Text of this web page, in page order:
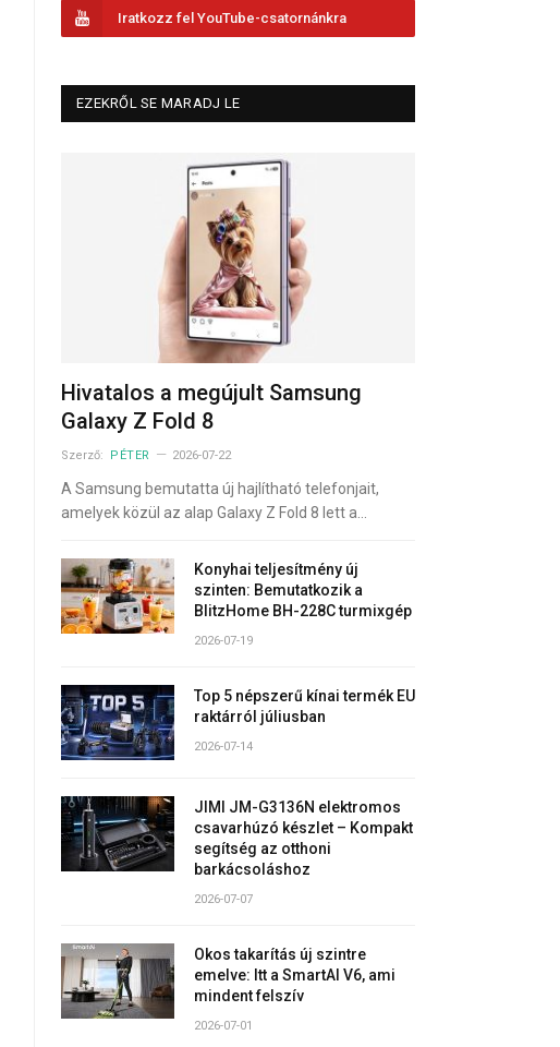
Iratkozz fel YouTube-csatornánkra
EZEKRŐL SE MARADJ LE
Hivatalos a megújult Samsung
Galaxy Z Fold 8
Szerző: PÉTER 2026-07-22
A Samsung bemutatta új hajlítható telefonjait,
amelyek közül az alap Galaxy Z Fold 8 lett a…
Konyhai teljesítmény új
szinten: Bemutatkozik a
BlitzHome BH-228C turmixgép
2026-07-19
Top 5 népszerű kínai termék EU
raktárról júliusban
2026-07-14
JIMI JM-G3136N elektromos
csavarhúzó készlet – Kompakt
segítség az otthoni
barkácsoláshoz
2026-07-07
Okos takarítás új szintre
emelve: Itt a SmartAI V6, ami
mindent felszív
2026-07-01